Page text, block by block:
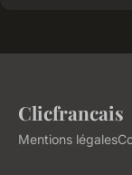
Clicfrancais
Mentions légales